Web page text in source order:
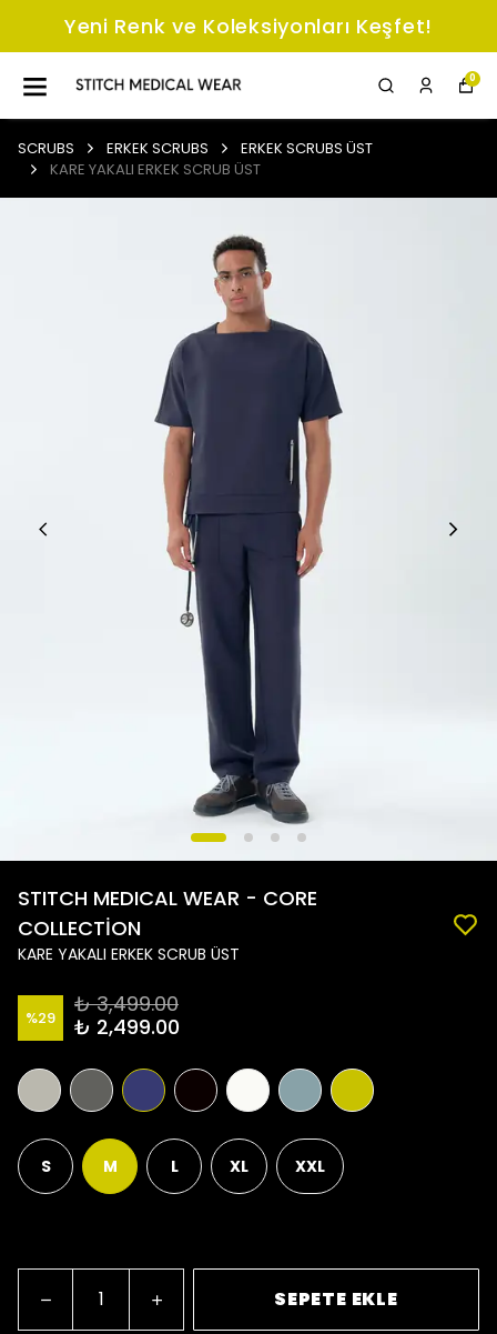
Yeni Renk ve Koleksiyonları Keşfet!
0
SCRUBS ERKEK SCRUBS
ERKEK SCRUBS ÜST
KARE YAKALI ERKEK SCRUB ÜST
STITCH MEDICAL WEAR - CORE
COLLECTİON
KARE YAKALI ERKEK SCRUB ÜST
%29
₺ 3,499.00
₺ 2,499.00
S M L XL XXL
SEPETE EKLE